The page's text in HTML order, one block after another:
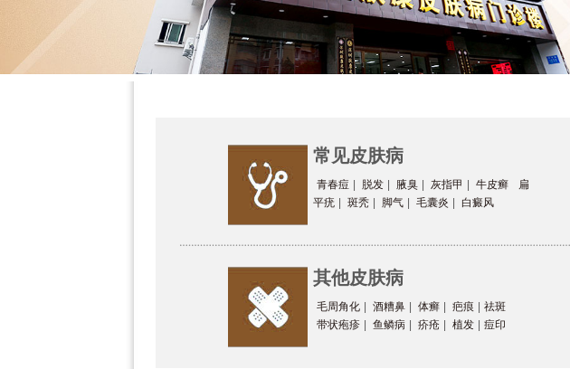
常见皮肤病
青春痘 脱发 腋臭 灰指甲 牛皮癣
扁
平疣
斑秃 脚气 毛囊炎 白癜风
其他皮肤病
毛周角化 酒糟鼻 体癣 疤痕
祛斑
带状疱疹
鱼鳞病 疥疮 植发 痘印